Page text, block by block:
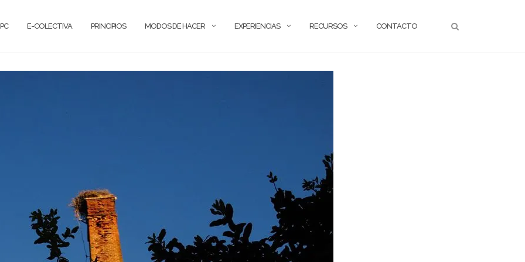
E-COLECTIVA PRINCIPIOS MODOS DE HACER EXPERIENCIAS RECURSOS CONTACTO